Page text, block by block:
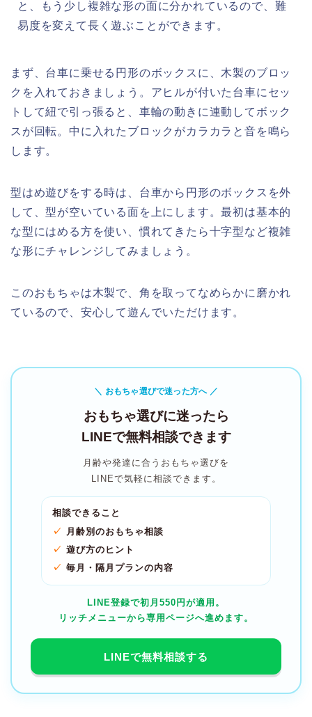
と、もう少し複雑な形の面に分かれているので、難
易度を変えて長く遊ぶことができます。
まず、台車に乗せる円形のボックスに、木製のブロッ
クを入れておきましょう。アヒルが付いた台車にセッ
トして紐で引っ張ると、車輪の動きに連動してボック
スが回転。中に入れたブロックがカラカラと音を鳴ら
します。
型はめ遊びをする時は、台車から円形のボックスを外
して、型が空いている面を上にします。最初は基本的
な型にはめる方を使い、慣れてきたら十字型など複雑
な形にチャレンジしてみましょう。
このおもちゃは木製で、角を取ってなめらかに磨かれ
ているので、安心して遊んでいただけます。
＼ おもちゃ選びで迷った方へ ／
おもちゃ選びに迷ったら
LINEで無料相談できます
月齢や発達に合うおもちゃ選びを
LINEで気軽に相談できます。
相談できること
月齢別のおもちゃ相談
遊び方のヒント
毎月・隔月プランの内容
LINE登録で初月550円が適用。
リッチメニューから専用ページへ進めます。
LINEで無料相談する